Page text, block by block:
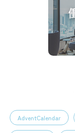
AdventCalendar